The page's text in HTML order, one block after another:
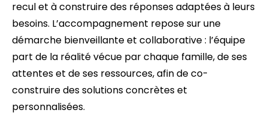
recul et à construire des réponses adaptées à leurs
besoins. L’accompagnement repose sur une
démarche bienveillante et collaborative : l’équipe
part de la réalité vécue par chaque famille, de ses
attentes et de ses ressources, afin de co-
construire des solutions concrètes et
personnalisées.